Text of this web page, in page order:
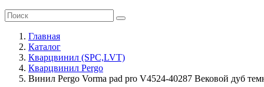
Главная
Каталог
Кварцвинил (SPC,LVT)
Кварцвинил Pergo
Винил Pergo Vorma pad pro V4524-40287 Вековой дуб